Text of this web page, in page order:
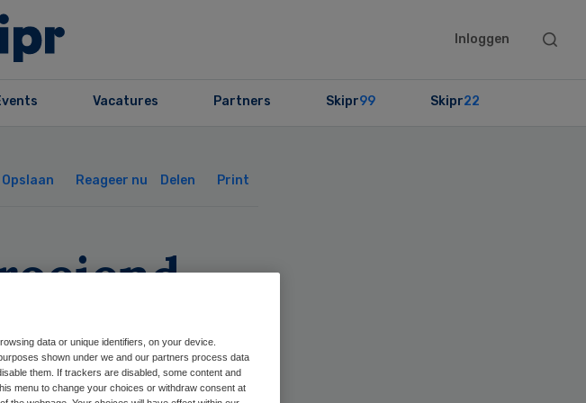
Inloggen
Search
Vacatures Partners Skipr99 Skipr22
Opslaan Reageer nu Delen Print
data or unique identifiers, on your device.
shown under we and our partners process data
them. If trackers are disabled, some content and
menu to change your choices or withdraw consent at